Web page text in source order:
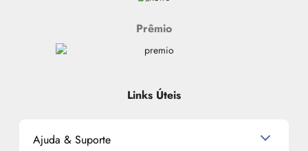
Prêmio
Links Úteis
Ajuda & Suporte